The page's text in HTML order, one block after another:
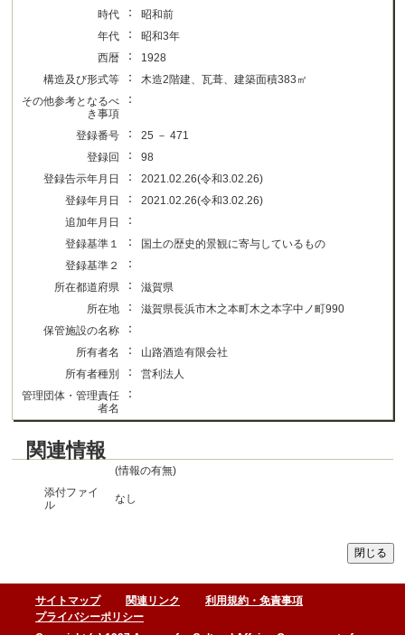
時代
：
昭和前
年代
：
昭和3年
西暦
：
1928
構造及び形式等
：
木造2階建、瓦葺、建築面積383㎡
その他参考となるべ
き事項
：
登録番号 ：
25 － 471
登録回
：
98
登録告示年月日
：
2021.02.26(令和3.02.26)
登録年月日
：
2021.02.26(令和3.02.26)
追加年月日
：
登録基準１ ：
国土の歴史的景観に寄与しているもの
登録基準２
：
所在都道府県 ：
滋賀県
所在地
：
滋賀県長浜市木之本町木之本字中ノ町990
保管施設の名称
：
所有者名 ：
山路酒造有限会社
所有者種別
：
営利法人
管理団体・管理責任
者名
：
関連情報
(情報の有無)
添付ファイ
ル
なし
サイトマップ 関連リンク
利用規約・免責事項
プライバシーポリシー